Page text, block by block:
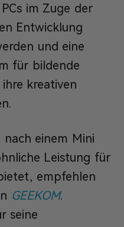
im Zuge der
Entwicklung
und eine
für bildende
kreativen
einem Mini
Leistung für
empfehlen
GEEKOM.
seine